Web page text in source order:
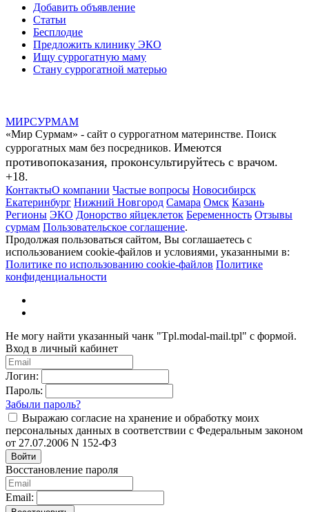
Добавить объявление
Статьи
Бесплодие
Предложить клинику ЭКО
Ищу суррогатную маму
Стану суррогатной матерью
МИРСУРМАМ
«Мир Сурмам» - сайт о суррогатном материнстве. Поиск
суррогатных мам без посредников. Имеются
противопоказания, проконсультируйтесь с врачом.
+18.
КонтактыО компании Частые вопросы Новосибирск
Екатеринбург Нижний Новгород Самара Омск Казань
Регионы ЭКО Донорство яйцеклеток Беременность Отзывы
сурмам Пользовательское соглашение.
Продолжая пользоваться сайтом, Вы соглашаетесь с
использованием cookie-файлов и условиями, указанными в:
Политике по использованию cookie-файлов Политике
конфиденциальности
Не могу найти указанный чанк "Tpl.modal-mail.tpl" с формой.
Вход в личный кабинет
Логин:
Пароль:
Забыли пароль?
Выражаю согласие на хранение и обработку моих
персональных данных в соответствии с Федеральным законом
от 27.07.2006 N 152-ФЗ
Войти
Восстановление пароля
Email: